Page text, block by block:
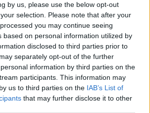
by us, please use the below opt-out
selection. Please note that after your
you may continue seeing
based on personal information utilized by
disclosed to third parties prior to
separately opt-out of the further
information by third parties on the
participants. This information may
us to third parties on the IAB’s List of
that may further disclose it to other